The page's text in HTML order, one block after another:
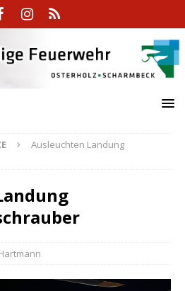
Ausleuchten Landung